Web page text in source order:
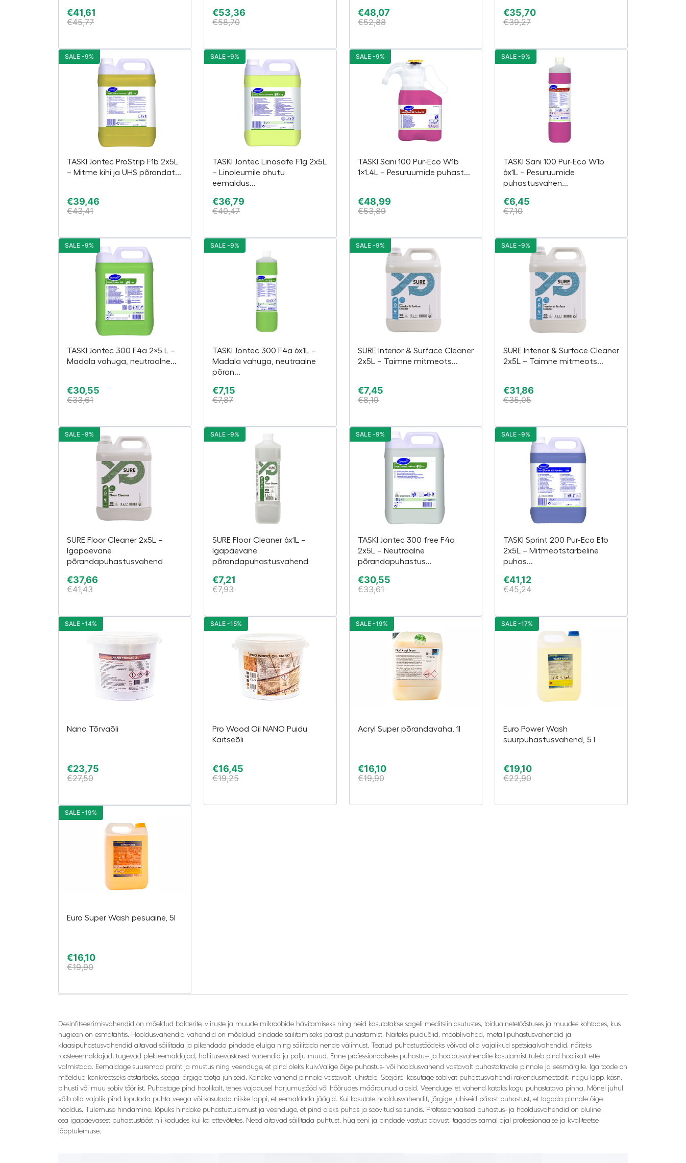
€41,61
€45,77
€53,36
€58,70
€48,07
€52,88
€35,70
€39,27
TASKI Jontec ProStrip F1b 2x5L
– Mitme kihi ja UHS põrandat...
€39,46
€43,41
SALE -9%
TASKI Jontec Linosafe F1g 2x5L
– Linoleumile ohutu
eemaldus...
€36,79
€40,47
SALE -9%
TASKI Sani 100 Pur-Eco W1b
1×1.4L – Pesuruumide puhast...
€48,99
€53,89
SALE -9%
TASKI Sani 100 Pur-Eco W1b
6x1L – Pesuruumide
puhastusvahen...
€6,45
€7,10
SALE -9%
TASKI Jontec 300 F4a 2×5 L –
Madala vahuga, neutraalne...
€30,55
€33,61
SALE -9%
TASKI Jontec 300 F4a 6x1L –
Madala vahuga, neutraalne
põran...
€7,15
€7,87
SALE -9%
SURE Interior & Surface Cleaner
2x5L – Taimne mitmeots...
€7,45
€8,19
SALE -9%
SURE Interior & Surface Cleaner
2x5L – Taimne mitmeots...
€31,86
€35,05
SALE -9%
SURE Floor Cleaner 2x5L –
Igapäevane
põrandapuhastusvahend
€37,66
€41,43
SALE -9%
SURE Floor Cleaner 6x1L –
Igapäevane
põrandapuhastusvahend
€7,21
€7,93
SALE -9%
TASKI Jontec 300 free F4a
2x5L – Neutraalne
põrandapuhastus...
€30,55
€33,61
SALE -9%
TASKI Sprint 200 Pur-Eco E1b
2x5L – Mitmeotstarbeline
puhas...
€41,12
€45,24
SALE -9%
Nano Tõrvaõli
€23,75
€27,50
SALE -14%
Pro Wood Oil NANO Puidu
Kaitseõli
€16,45
€19,25
SALE -15%
Acryl Super põrandavaha, 1l
€16,10
€19,90
SALE -19%
Euro Power Wash
suurpuhastusvahend, 5 l
€19,10
€22,90
SALE -17%
Euro Super Wash pesuaine, 5l
€16,10
€19,90
SALE -19%
Desinfitseerimisvahendid on mõeldud bakterite, viiruste ja muude mikroobide hävitamiseks ning neid kasutatakse sageli meditsiiniasutustes, toiduainetetööstuses ja muudes kohtades, kus
hügieen on esmatähtis. Hooldusvahendid vahendid on mõeldud pindade säilitamiseks pärast puhastamist. Näiteks puiduõlid, mööblivahad, metallipuhastusvahendid ja
klaasipuhastusvahendid aitavad säilitada ja pikendada pindade eluiga ning säilitada nende välimust. Teatud puhastustöödeks võivad olla vajalikud spetsiaalvahendid, näiteks
roosteeemaldajad, tugevad plekieemaldajad, hallitusevastased vahendid ja palju muud. Enne professionaalsete puhastus- ja hooldusvahendite kasutamist tuleb pind hoolikalt ette
valmistada. Eemaldage suuremad praht ja mustus ning veenduge, et pind oleks kuiv.Valige õige puhastus- või hooldusvahend vastavalt puhastatavale pinnale ja eesmärgile. Iga toode on
mõeldud konkreetseks otstarbeks, seega järgige tootja juhiseid. Kandke vahend pinnale vastavalt juhistele. Seejärel kasutage sobivat puhastusvahendi rakendusmeetodit, nagu lapp, käsn,
pihusti või muu sobiv tööriist. Puhastage pind hoolikalt, tehes vajadusel harjumustööd või hõõrudes määrdunud alasid. Veenduge, et vahend kataks kogu puhastatava pinna. Mõnel juhul
võib olla vajalik pind loputada puhta veega või kasutada niiske lappi, et eemaldada jäägid. Kui kasutate hooldusvahendit, järgige juhiseid pärast puhastust, et tagada pinnale õige
hooldus. Tulemuse hindamine: lõpuks hindake puhastustulemust ja veenduge, et pind oleks puhas ja soovitud seisundis. Professionaalsed puhastus- ja hooldusvahendid on oluline
osa igapäevasest puhastustööst nii kodudes kui ka ettevõtetes. Need aitavad säilitada puhtust, hügieeni ja pindade vastupidavust, tagades samal ajal professionaalse ja kvaliteetse
lõpptulemuse.